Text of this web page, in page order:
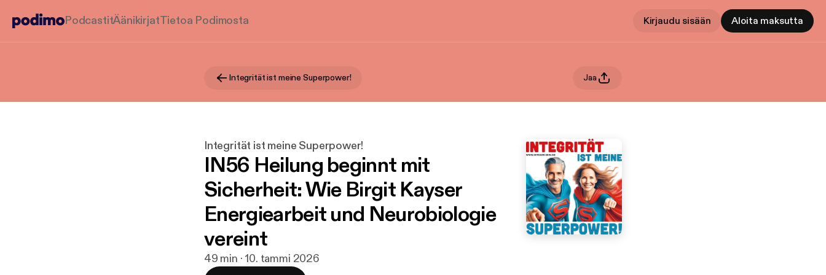
PodcastitÄänikirjatTietoa Podimosta Kirjaudu sisään Aloita maksutta
Integrität ist meine Superpower! Jaa
Integrität ist meine Superpower!
IN56 Heilung beginnt mit
Sicherheit: Wie Birgit Kayser
Energiearbeit und Neurobiologie
vereint
49 min · 10. tammi 2026